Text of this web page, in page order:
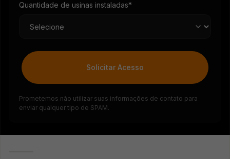
Quantidade de usinas instaladas*
Solicitar Acesso
Prometemos não utilizar suas informações de contato para
enviar qualquer tipo de SPAM.